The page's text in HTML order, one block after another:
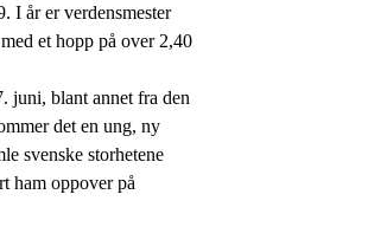
I år er verdensmester
et hopp på over 2,40
juni, blant annet fra den
det en ung, ny
svenske storhetene
ham oppover på